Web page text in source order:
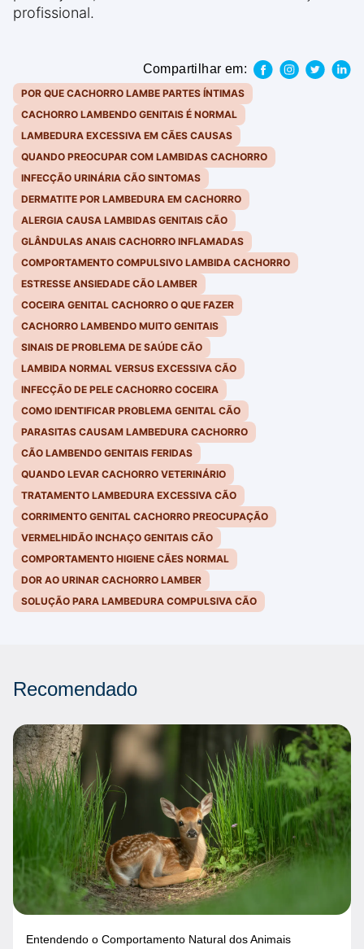
profissional.
Compartilhar em:
POR QUE CACHORRO LAMBE PARTES ÍNTIMAS
CACHORRO LAMBENDO GENITAIS É NORMAL
LAMBEDURA EXCESSIVA EM CÃES CAUSAS
QUANDO PREOCUPAR COM LAMBIDAS CACHORRO
INFECÇÃO URINÁRIA CÃO SINTOMAS
DERMATITE POR LAMBEDURA EM CACHORRO
ALERGIA CAUSA LAMBIDAS GENITAIS CÃO
GLÂNDULAS ANAIS CACHORRO INFLAMADAS
COMPORTAMENTO COMPULSIVO LAMBIDA CACHORRO
ESTRESSE ANSIEDADE CÃO LAMBER
COCEIRA GENITAL CACHORRO O QUE FAZER
CACHORRO LAMBENDO MUITO GENITAIS
SINAIS DE PROBLEMA DE SAÚDE CÃO
LAMBIDA NORMAL VERSUS EXCESSIVA CÃO
INFECÇÃO DE PELE CACHORRO COCEIRA
COMO IDENTIFICAR PROBLEMA GENITAL CÃO
PARASITAS CAUSAM LAMBEDURA CACHORRO
CÃO LAMBENDO GENITAIS FERIDAS
QUANDO LEVAR CACHORRO VETERINÁRIO
TRATAMENTO LAMBEDURA EXCESSIVA CÃO
CORRIMENTO GENITAL CACHORRO PREOCUPAÇÃO
VERMELHIDÃO INCHAÇO GENITAIS CÃO
COMPORTAMENTO HIGIENE CÃES NORMAL
DOR AO URINAR CACHORRO LAMBER
SOLUÇÃO PARA LAMBEDURA COMPULSIVA CÃO
Recomendado
Entendendo o Comportamento Natural dos Animais